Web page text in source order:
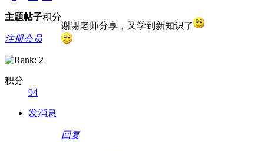
主题帖子积分
注册会员
积分
94
发消息
谢谢老师分享，又学到新知识了
回复